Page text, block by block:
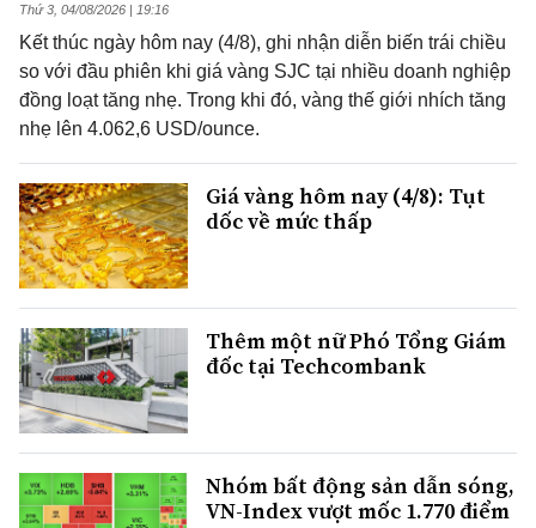
Thứ 3, 04/08/2026 | 19:16
Kết thúc ngày hôm nay (4/8), ghi nhận diễn biến trái chiều
so với đầu phiên khi giá vàng SJC tại nhiều doanh nghiệp
đồng loạt tăng nhẹ. Trong khi đó, vàng thế giới nhích tăng
nhẹ lên 4.062,6 USD/ounce.
Giá vàng hôm nay (4/8): Tụt
dốc về mức thấp
Thêm một nữ Phó Tổng Giám
đốc tại Techcombank
Nhóm bất động sản dẫn sóng,
VN-Index vượt mốc 1.770 điểm